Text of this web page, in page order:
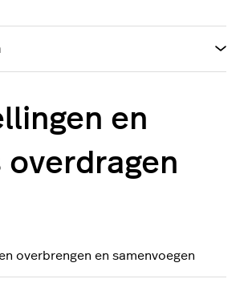
en
overdragen
overbrengen en samenvoegen